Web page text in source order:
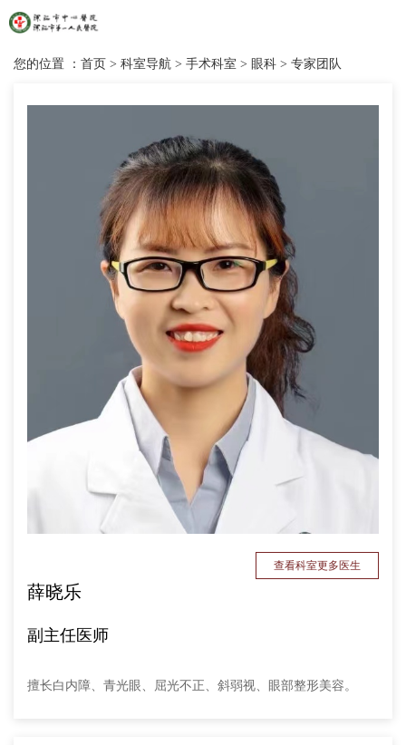
您的位置 ： 首页 > 科室导航 > 手术科室 > 眼科 > 专家团队
查看科室更多医生
薛晓乐
副主任医师
擅长白内障、青光眼、屈光不正、斜弱视、眼部整形美容。